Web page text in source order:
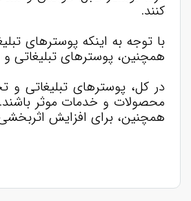
کنند.
با توجه به اینکه پوسترهای
همچنین، پوسترهای تبلیغاتی
در کل، پوسترهای تبلیغاتی
محصولات و خدمات موثر
همچنین، برای افزایش